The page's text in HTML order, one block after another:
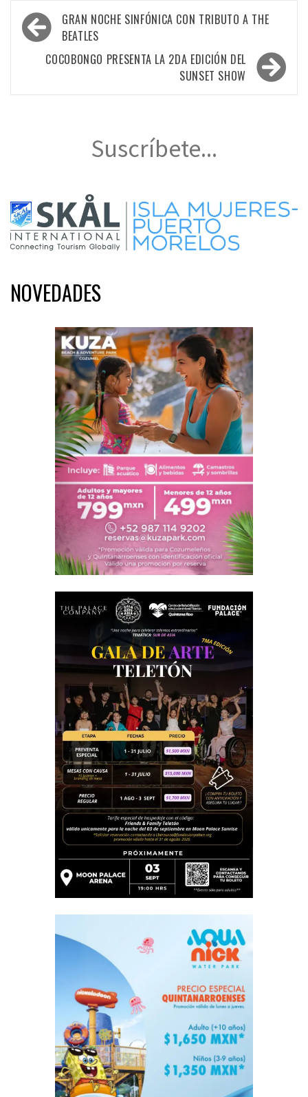
Navegación
de
entradas
GRAN NOCHE SINFÓNICA CON TRIBUTO A THE
BEATLES
COCOBONGO PRESENTA LA 2DA EDICIÓN DEL
SUNSET SHOW
Suscríbete...
NOVEDADES